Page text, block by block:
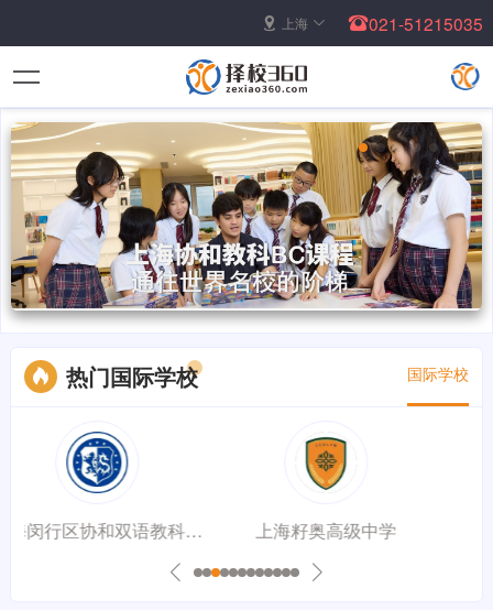
上海 021-51215035
热门国际学校 国际学校
上海籽奥高级中学 上海文绮汇点美高